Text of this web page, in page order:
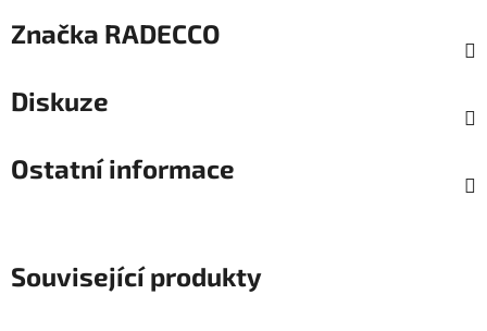
Značka RADECCO
Diskuze
Ostatní informace
Související produkty